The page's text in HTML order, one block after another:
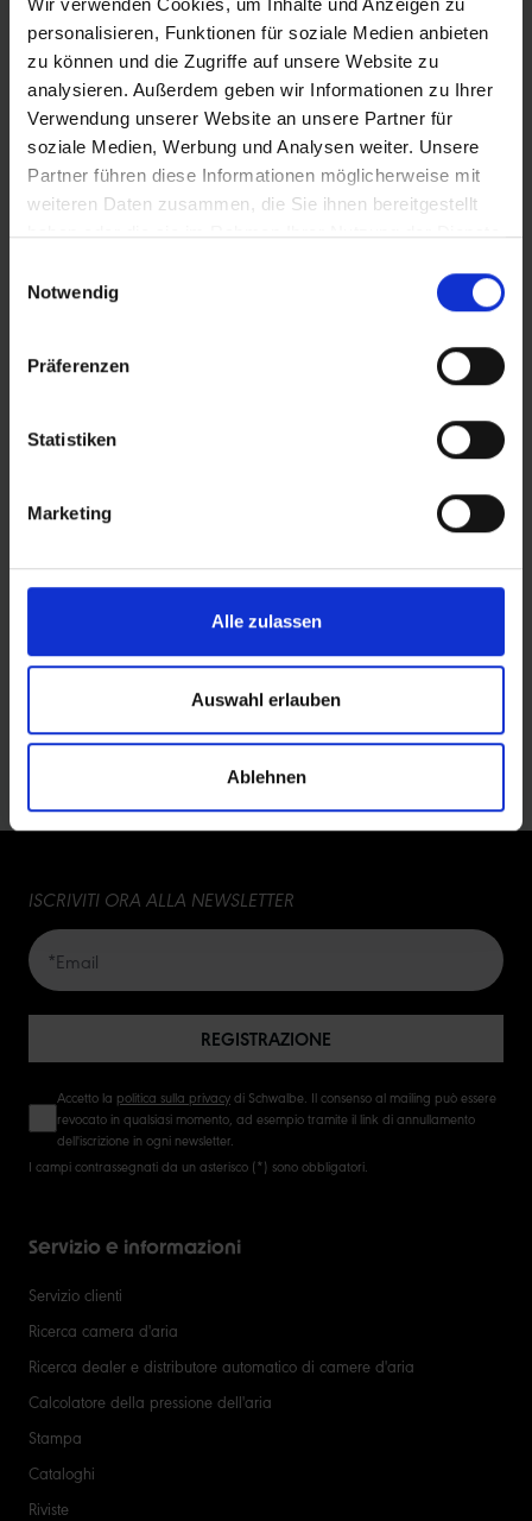
personalisieren, Funktionen für soziale Medien anbieten
zu können und die Zugriffe auf unsere Website zu
analysieren. Außerdem geben wir Informationen zu Ihrer
Verwendung unserer Website an unsere Partner für
soziale Medien, Werbung und Analysen weiter. Unsere
Partner führen diese Informationen möglicherweise mit
weiteren Daten zusammen, die Sie ihnen bereitgestellt
haben oder die sie im Rahmen Ihrer Nutzung der Dienste
Notwendig
Präferenzen
Statistiken
Marketing
Alle zulassen
Auswahl erlauben
Ablehnen
di) secondo conta
Combina grip e resistenza al rotolamento ridotta
Zona di transizione rinforzata tra i blocchi centrali e
quelli laterali per la migliore protezione contro le
forature a "morsi di serpente"
Colma il divario tra Racing Ralph e Thunder Burt,
poiché è più veloce di Racing Ralph e offre più
ISCRIVITI ORA ALLA NEWSLETTER
REGISTRAZIONE
Accetto la politica sulla privacydi Schwalbe. Il consenso al mailing può essere
revocato in qualsiasi momento, ad esempio tramite il link di annullamento
dell'iscrizione in ogni newsletter.
I campi contrassegnati da un asterisco (*) sono obbligatori.
Servizio e informazioni
Servizio clienti
Ricerca camera d'aria
Ricerca dealer e distributore automatico di camere d'aria
Calcolatore della pressione dell'aria
Stampa
Cataloghi
Riviste